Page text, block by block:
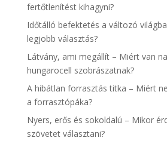
fertőtlenítést kihagyni?
Időtálló befektetés a változó
legjobb választás?
Látvány, ami megállít – Miért van
hungarocell szobrászatnak?
A hibátlan forrasztás titka – Miért
a forrasztópáka?
Nyers, erős és sokoldalú – Mikor
szövetet választani?